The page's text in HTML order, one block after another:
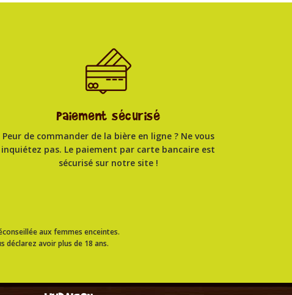
Paiement sécurisé
Peur de commander de la bière en ligne ? Ne vous
inquiétez pas. Le paiement par carte bancaire est
sécurisé sur notre site !
aux femmes enceintes.
déclarez avoir plus de 18 ans.